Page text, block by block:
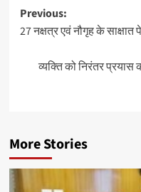
Post
navigation
Previous:
27 नक्षत्र एवं नौगृह के
व्यक्ति को निरंतर
More Stories